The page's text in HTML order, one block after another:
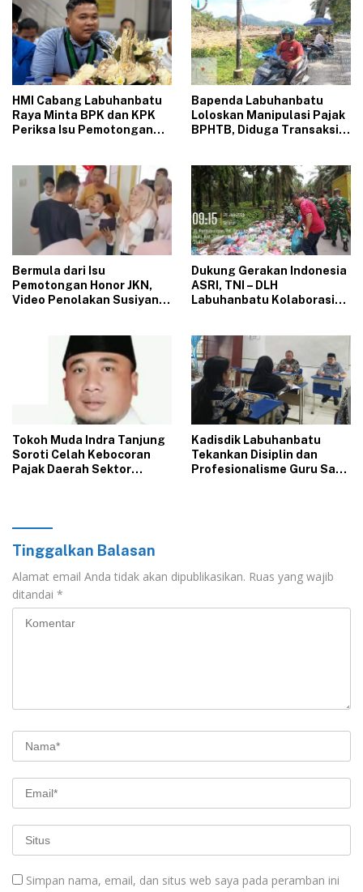
‎HMI Cabang Labuhanbatu
Raya Minta BPK dan KPK
Periksa Isu Pemotongan
‎Bapenda Labuhanbatu
Loloskan Manipulasi Pajak
BPHTB, Diduga Transaksi
‎Bermula dari Isu
Pemotongan Honor JKN,
Video Penolakan Susiyani
‎Dukung Gerakan Indonesia
ASRI, TNI – DLH
Labuhanbatu Kolaborasi
‎Tokoh Muda Indra Tanjung
Soroti Celah Kebocoran
Pajak Daerah Sektor
‎Kadisdik Labuhanbatu
Tekankan Disiplin dan
Profesionalisme Guru Saat
Tinggalkan Balasan
Alamat email Anda tidak akan dipublikasikan. Ruas yang wajib
ditandai *
Simpan nama, email, dan situs web saya pada peramban ini